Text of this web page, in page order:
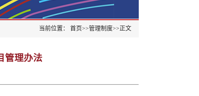
当前位置： 首页>>管理制度>>正文
管理办法